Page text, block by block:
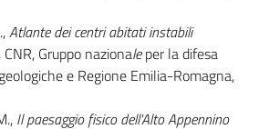
Atlante dei centri abitati instabili
CNR, Gruppo nazionaleper la difesa
e Regione Emilia-Romagna,
Il paesaggio fisico dell'Alto Appennino